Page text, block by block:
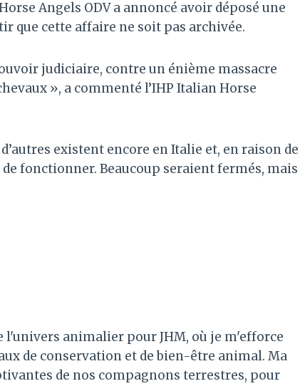
Angels ODV a annoncé avoir déposé une
que cette affaire ne soit pas archivée.
judiciaire, contre un énième massacre
», a commenté l’IHP Italian Horse
existent encore en Italie et, en raison de
fonctionner. Beaucoup seraient fermés, mais
l'univers animalier pour JHM, où je m'efforce
de conservation et de bien-être animal. Ma
de nos compagnons terrestres, pour